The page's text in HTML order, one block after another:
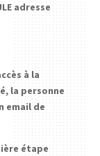
adresse
à la
la personne
email de
étape